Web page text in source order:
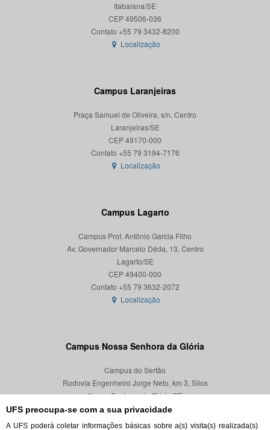
UFS preocupa-se com a sua privacidade
A UFS poderá coletar informações básicas sobre a(s) visita(s) realizada(s)
Itabaiana/SE
CEP 49506-036
Localização
Campus Laranjeiras
Praça Samuel de Oliveira, s/n, Centro
Laranjeiras/SE
CEP 49170-000
Localização
Campus Lagarto
Campus Prof. Antônio Garcia Filho
Av. Governador Marcelo Déda, 13, Centro
Lagarto/SE
CEP 49400-000
Localização
Campus Nossa Senhora da Glória
Campus do Sertão
Rodovia Engenheiro Jorge Neto, km 3, Silos
Nossa Senhora da Glória/SE
CEP 49680-000